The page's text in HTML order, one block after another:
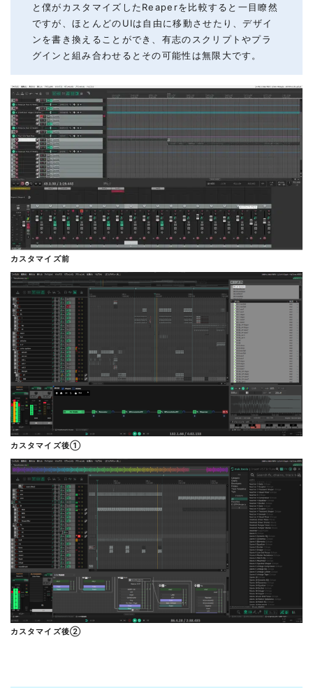
と僕がカスタマイズしたReaperを比較すると一目瞭然
ですが、ほとんどのUIは自由に移動させたり、デザイ
ンを書き換えることができ、有志のスクリプトやプラ
グインと組み合わせるとその可能性は無限大です。
カスタマイズ前
カスタマイズ後①
カスタマイズ後②